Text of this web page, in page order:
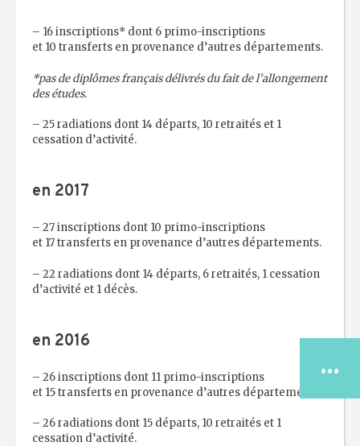
– 16 inscriptions* dont 6 primo-inscriptions
et 10 transferts en provenance d’autres départements.
*pas de diplômes français délivrés du fait de l’allongement
des études.
– 25 radiations dont 14 départs, 10 retraités et 1
cessation d’activité.
en 2017
– 27 inscriptions dont 10 primo-inscriptions
et 17 transferts en provenance d’autres départements.
– 22 radiations dont 14 départs, 6 retraités, 1 cessation
d’activité et 1 décès.
en 2016
– 26 inscriptions dont 11 primo-inscriptions
et 15 transferts en provenance d’autres départements.
– 26 radiations dont 15 départs, 10 retraités et 1
cessation d’activité.
...